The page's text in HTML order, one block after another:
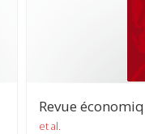
Revue
et al.